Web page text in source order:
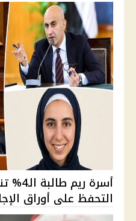
أسرة
التحفظ على أوراق